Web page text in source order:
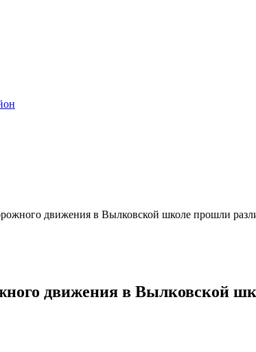
движения в Вылковской школе прошли
движения в Вылковской